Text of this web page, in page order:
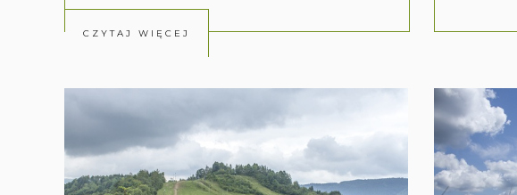
CZYTAJ WIĘCEJ